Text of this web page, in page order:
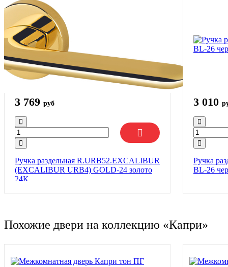
3 769 руб
Ручка раздельная R.URB52.EXCALIBUR
(EXCALIBUR URB4) GOLD-24 золото
24К
3 010
Ручка
BL-26
Похожие двери на коллекцию «Капри»